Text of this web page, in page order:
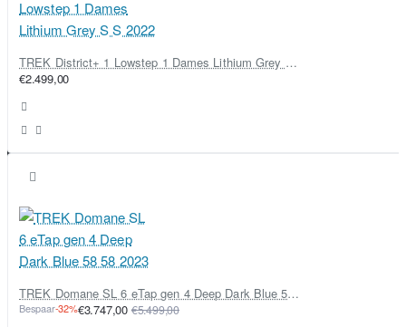
TREK District+ 1 Lowstep 1 Dames Lithium Grey S S 2022
€2.499,00
TREK Domane SL 6 eTap gen 4 Deep Dark Blue 58 58 2023
Bespaar-32%€3.747,00 €5.499,00